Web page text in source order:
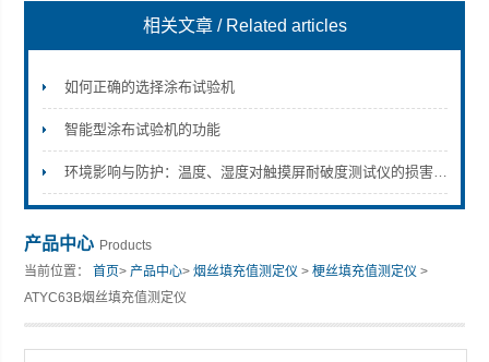
山东安尼麦特仪器有限公司
相关文章 / Related articles
如何正确的选择涂布试验机
智能型涂布试验机的功能
环境影响与防护：温度、湿度对触摸屏耐破度测试仪的损害及维护措施
产品中心 Products
当前位置：首页>产品中心>烟丝填充值测定仪 >梗丝填充值测定仪 >
ATYC63B烟丝填充值测定仪